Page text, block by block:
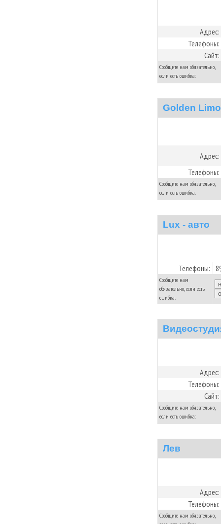
Адрес:
Телефоны:
Сайт:
Сообщите нам обязательно,
если есть ошибка:
Golden Limo
Адрес:
Телефоны:
Сообщите нам обязательно,
если есть ошибка:
Lux - авто
Телефоны:
Сообщите нам
обязательно, если есть
ошибка:
Адрес:
Телефоны:
Сайт:
Сообщите нам обязательно,
если есть ошибка:
Лев
Адрес:
Телефоны:
Сообщите нам обязательно,